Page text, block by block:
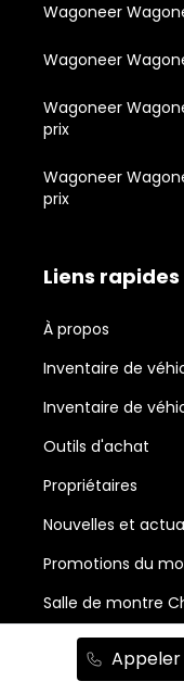
Appeler
Wagoneer
Wagoneer
Wagoneer
prix
Wagoneer
prix
Liens rapides
À propos
Inventaire de
Inventaire de
Outils d'achat
Propriétaires
Nouvelles et
Promotions du
Salle de montre
Abonnement à